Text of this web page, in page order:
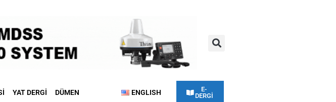
YAT DERGI DÜMEN ENGLISH
E-
DERGİ